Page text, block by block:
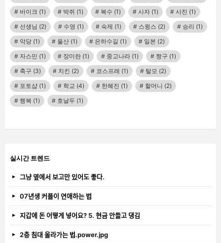
바이크 (1) 박쥐 (1) 복수 (1) 사자 (1) 사진 (1)
선생님 (2) 수영 (1) 숙제 (1) 스윙스 (2) 승리 (1)
악당 (1) 울산 (1) 은하수길 (1) 일본 (2)
자스민 (1) 장미란 (1) 중고나라 (1) 짱구 (1)
축구 (3) 치킨 (2) 코스프레 (1) 탈모 (2)
포토샵 (1) 학교 (4) 한혜진 (1) 할머니 (2)
행복 (1) 호날두 (1)
실시간 트렌드
그냥 옆에서 보고만 있어도 좋다.
07년생 커플이 연애하는 법
지갑에 돈 어떻게 넣어요? 5. 현금 안들고 댕김
2층 침대 올라가는 법.power.jpg